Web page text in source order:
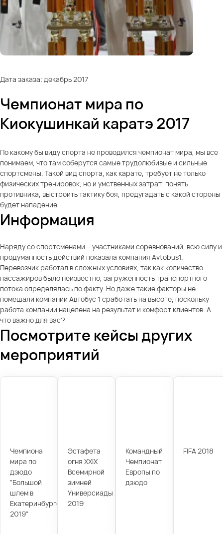
Дата заказа: декабрь 2017
Чемпионат мира по
Киокушинкай каратэ 2017
По какому бы виду спорта не проводился чемпионат мира, мы все
понимаем, что там соберутся самые трудолюбивые и сильные
спортсмены. Такой вид спорта, как карате, требует не только
физических тренировок, но и умственных затрат: понять
противника, выстроить тактику боя, предугадать с какой стороны
будет нападение.
Информация
Наряду со спортсменами – участниками соревнований, всю силу и
продуманность действий показала компания Avtobus1.
Перевозчик работал в сложных условиях, так как количество
пассажиров было неизвестно, загруженность транспортного
потока определялась по факту. Но даже такие факторы не
помешали компании Автобус 1 сработать на высоте, поскольку
работа компании нацелена на результат и комфорт клиентов. А
что важно для вас?
Посмотрите кейсы других
мероприятий
Чемпиона
мира по
дзюдо
"Большой
шлем в
Екатеринбурге
2019"
Эстафета
огня XXIX
Всемирной
зимней
Универсиады
2019
Командный
Чемпионат
Европы по
дзюдо
FIFA 2018